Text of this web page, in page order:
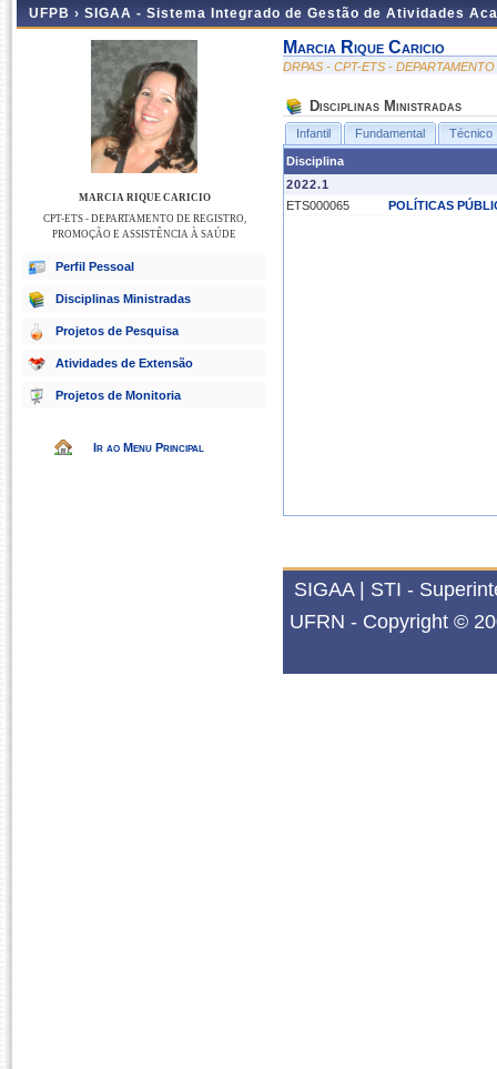
UFPB › SIGAA - Sistema Integrado de Gestão de Atividades
MARCIA RIQUE CARICIO
CPT-ETS - DEPARTAMENTO DE REGISTRO,
PROMOÇÃO E ASSISTÊNCIA À SAÚDE
Perfil Pessoal
Disciplinas Ministradas
Projetos de Pesquisa
Atividades de Extensão
Projetos de Monitoria
Ir ao Menu Principal
Marcia Rique Caricio
DRPAS - CPT-ETS -
Disciplinas Ministradas
Infantil Fundamental Técnico
Disciplina
2022.1
ETS000065
POLÍTICAS
SIGAA | STI -
UFRN - Copyright ©